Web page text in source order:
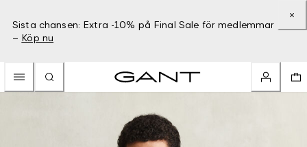
Sista chansen: Extra -10% på Final Sale för medlemmar
– Köp nu